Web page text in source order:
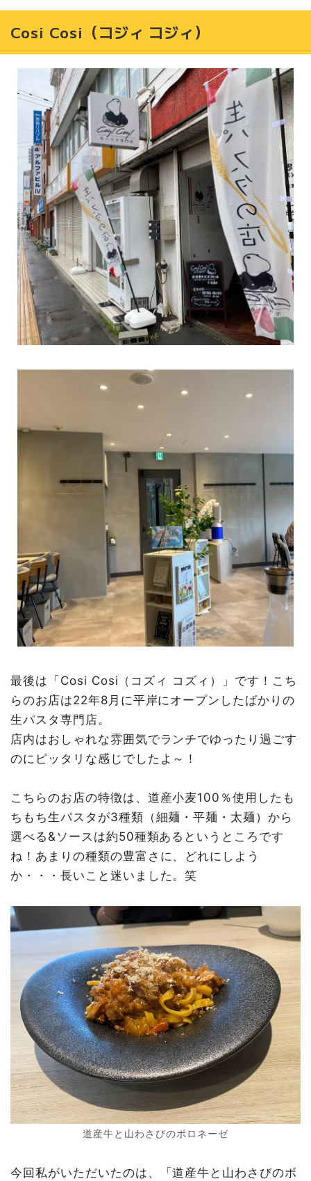
Cosi Cosi（コジィ コジィ）
最後は「Cosi Cosi（コズィ コズィ）」です！こち
らのお店は22年8月に平岸にオープンしたばかりの
生パスタ専門店。
店内はおしゃれな雰囲気でランチでゆったり過ごす
のにピッタリな感じでしたよ～！
こちらのお店の特徴は、道産小麦100％使用したも
ちもち生パスタが3種類（細麺・平麺・太麺）から
選べる&ソースは約50種類あるというところです
ね！あまりの種類の豊富さに、どれにしよう
か・・・長いこと迷いました。笑
道産牛と山わさびのボロネーゼ
今回私がいただいたのは、「道産牛と山わさびのボ